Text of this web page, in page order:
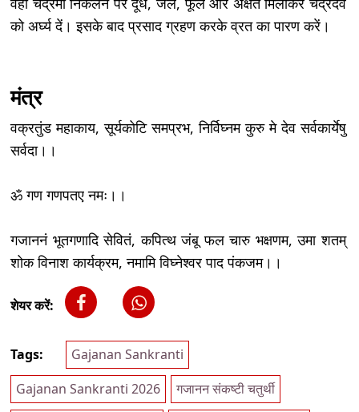
को अर्घ्य दें। इसके बाद प्रसाद ग्रहण करके व्रत का पारण करें।
मंत्र
वक्रतुंड महाकाय, सूर्यकोटि समप्रभ, निर्विघ्नम कुरु मे देव सर्वकार्येषु
सर्वदा।।
ॐ गण गणपतए नमः।।
गजाननं भूतगणादि सेवितं, कपित्थ जंबू फल चारु भक्षणम, उमा शतम्
शोक विनाश कार्यक्रम, नमामि विघ्नेश्वर पाद पंकजम।।
शेयर करें:
Tags:
Gajanan Sankranti
Gajanan Sankranti 2026
गजानन संकष्टी चतुर्थी